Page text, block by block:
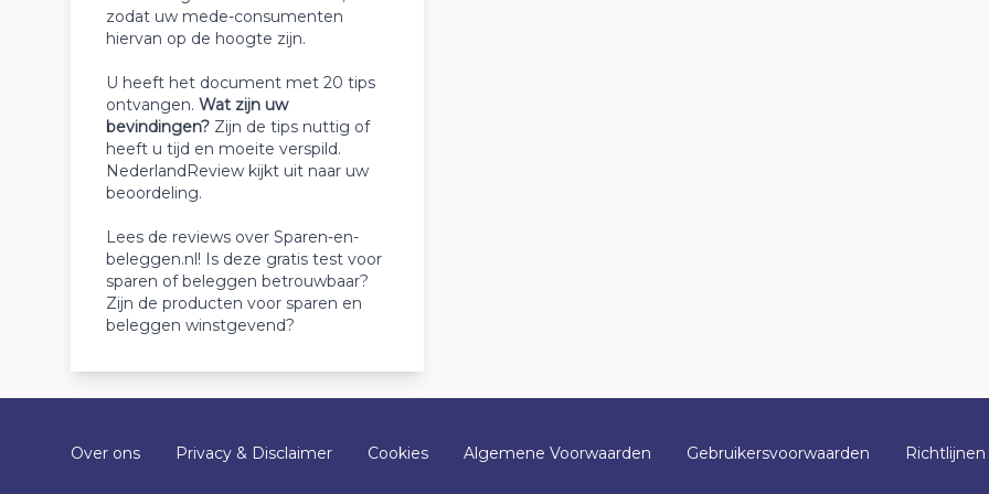
zodat uw mede-consumenten
hiervan op de hoogte zijn.
U heeft het document met 20 tips
ontvangen. Wat zijn uw
bevindingen? Zijn de tips nuttig of
heeft u tijd en moeite verspild.
NederlandReview kijkt uit naar uw
beoordeling.
Lees de reviews over Sparen-en-
beleggen.nl! Is deze gratis test voor
sparen of beleggen betrouwbaar?
Zijn de producten voor sparen en
beleggen winstgevend?
Over ons Privacy & Disclaimer Cookies Algemene Voorwaarden Gebruikersvoorwaarden